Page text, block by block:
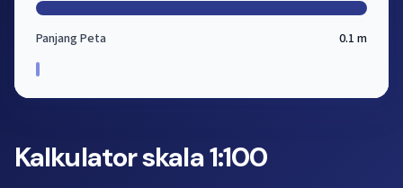
Kalkulator skala 1:100
Panjang Peta 0.1 m